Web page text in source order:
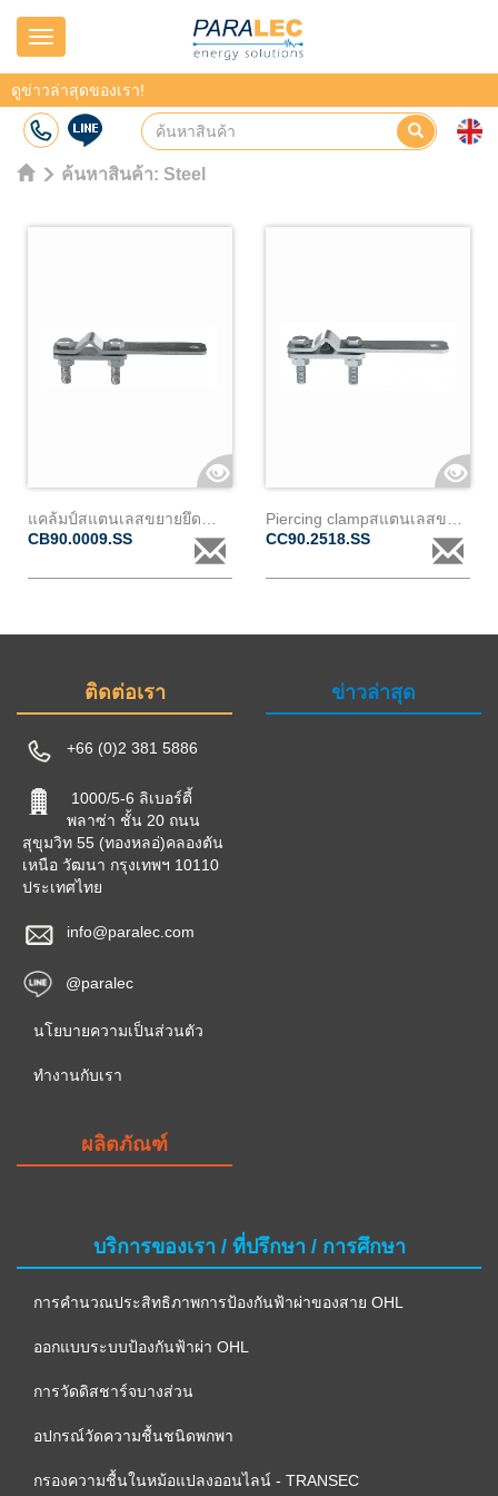
Navigation
ดูข่าวล่าสุดของเรา!
ค้นหาสินค้า: Steel
CB90.0009.SS
CC90.2518.SS
ติดต่อเรา
+66 (0)2 381 5886
1000/5-6 ลิเบอร์ตี้
พลาซ่า ชั้น 20 ถนน
สุขุมวิท 55 (ทองหลอ่)คลองตัน
เหนือ วัฒนา กรุงเทพฯ 10110
ประเทศไทย
info@paralec.com
@paralec
นโยบายความเป็นส่วนตัว
ทำงานกับเรา
ข่าวล่าสุด
ผลิตภัณฑ์
บริการของเรา / ที่ปรึกษา / การศึกษา
การคำนวณประสิทธิภาพการป้องกันฟ้าผ่าของสาย OHL
ออกแบบระบบป้องกันฟ้าผ่า OHL
การวัดดิสชาร์จบางส่วน
อปกรณ์วัดความชื้นชนิดพกพา
กรองความชื้นในหม้อแปลงออนไลน์ - TRANSEC